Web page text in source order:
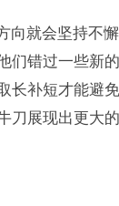
向就会坚持不
们错过一些新
长补短才能避
刀展现出更大